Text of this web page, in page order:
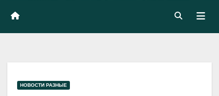
НОВОСТИ РАЗНЫЕ